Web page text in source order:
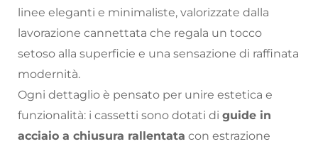
linee eleganti e minimaliste, valorizzate dalla
lavorazione cannettata che regala un tocco
setoso alla superficie e una sensazione di raffinata
modernità.
Ogni dettaglio è pensato per unire estetica e
funzionalità: i cassetti sono dotati di guide in
acciaio a chiusura rallentata con estrazione